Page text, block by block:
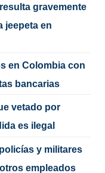
gravemente
jeepeta en
en Colombia con
bancarias
vetado por
es ilegal
y militares
empleados